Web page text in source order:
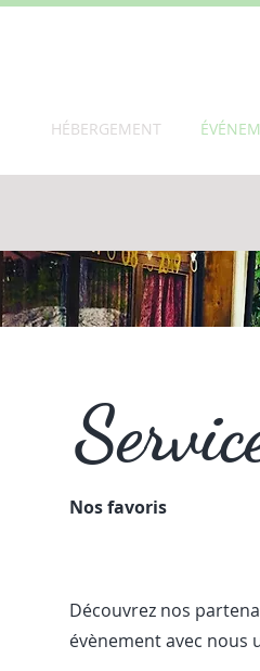
HÉBERGEMENT
Nos favoris
Découvrez nos
évènement avec nous